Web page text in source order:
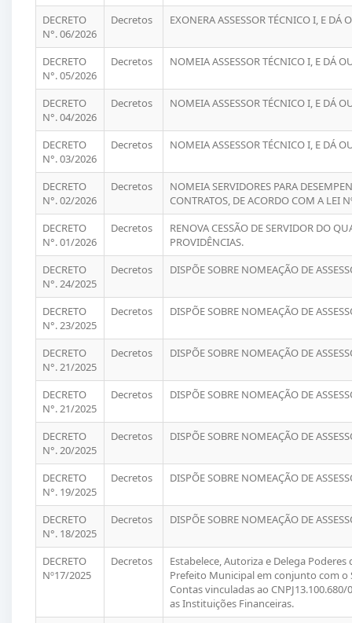
DECRETO
N°. 06/2026
Decretos EXONERA ASSESSOR TÉCNICO I, E DÁ
DECRETO
N°. 05/2026
Decretos NOMEIA ASSESSOR TÉCNICO I, E DÁ
DECRETO
N°. 04/2026
Decretos NOMEIA ASSESSOR TÉCNICO I, E DÁ
DECRETO
N°. 03/2026
Decretos NOMEIA ASSESSOR TÉCNICO I, E DÁ
DECRETO
N°. 02/2026
Decretos
NOMEIA SERVIDORES PARA
CONTRATOS, DE ACORDO COM A LEI
DECRETO
N°. 01/2026
Decretos
RENOVA CESSÃO DE SERVIDOR DO
PROVIDÊNCIAS.
DECRETO
N°. 24/2025
Decretos DISPÕE SOBRE NOMEAÇÃO DE
DECRETO
N°. 23/2025
Decretos DISPÕE SOBRE NOMEAÇÃO DE
DECRETO
N°. 21/2025
Decretos DISPÕE SOBRE NOMEAÇÃO DE
DECRETO
N°. 21/2025
Decretos DISPÕE SOBRE NOMEAÇÃO DE
DECRETO
N°. 20/2025
Decretos DISPÕE SOBRE NOMEAÇÃO DE
DECRETO
N°. 19/2025
Decretos DISPÕE SOBRE NOMEAÇÃO DE
DECRETO
N°. 18/2025
Decretos DISPÕE SOBRE NOMEAÇÃO DE
DECRETO
Nº17/2025
Decretos
Estabelece, Autoriza e Delega
Prefeito Municipal em conjunto com o
Contas vinculadas ao
as Instituições Financeiras.